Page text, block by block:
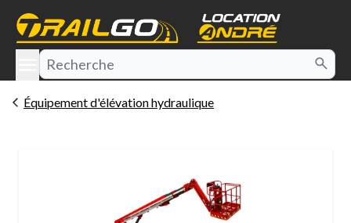
menu
Équipement d'élévation hydraulique